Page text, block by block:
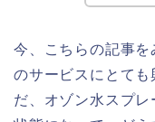
今、こちらの記事
のサービスにとて
だ、オゾン水スプ